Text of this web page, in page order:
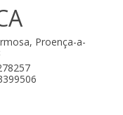
Proença-a-